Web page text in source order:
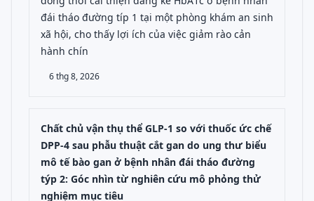
đái tháo đường típ 1 tại một phòng khám an sinh
xã hội, cho thấy lợi ích của việc giảm rào cản
hành chín
6 thg 8, 2026
Chất chủ vận thụ thể GLP-1 so với thuốc ức chế
DPP-4 sau phẫu thuật cắt gan do ung thư biểu
mô tế bào gan ở bệnh nhân đái tháo đường
týp 2: Góc nhìn từ nghiên cứu mô phỏng thử
nghiệm mục tiêu